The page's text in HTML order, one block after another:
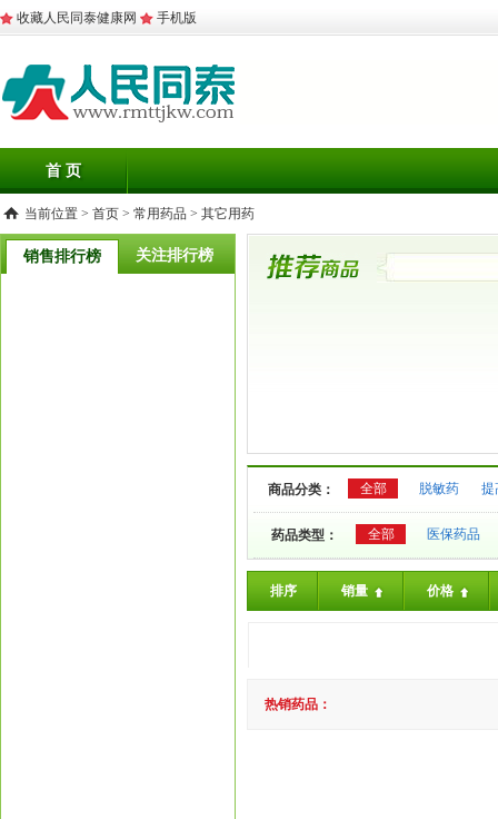
收藏人民同泰健康网 手机版
首 页
当前位置 > 首页 > 常用药品 > 其它用药
销售排行榜 关注排行榜
商品分类： 全部 脱敏药 提
药品类型： 全部 医保药品
排序 销量 价格
热销药品：